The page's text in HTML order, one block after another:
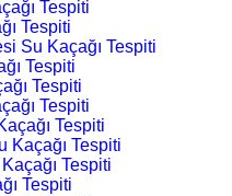
Tespiti
Tespiti
Su Kaçağı Tespiti
Tespiti
Tespiti
Tespiti
Tespiti
Kaçağı Tespiti
Tespiti
Tespiti